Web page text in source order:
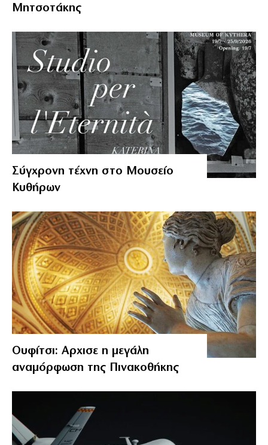
Μητσοτάκης
Σύγχρονη τέχνη στο Μουσείο
Κυθήρων
Ουφίτσι: Αρχισε η μεγάλη
αναμόρφωση της Πινακοθήκης